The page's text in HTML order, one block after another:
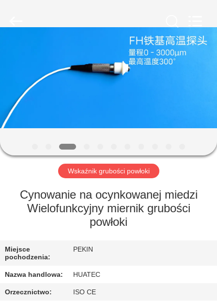
PRODUKTY
O
NAS
WYCIECZKA
FABRYCE
SKONTAKTUJ
Rights
Wskaźnik grubości powłoki
Cynowanie na ocynkowanej miedzi
Wielofunkcyjny miernik grubości
powłoki
Miejsce
pochodzenia:
PEKIN
Nazwa handlowa: HUATEC
Orzecznictwo: ISO CE